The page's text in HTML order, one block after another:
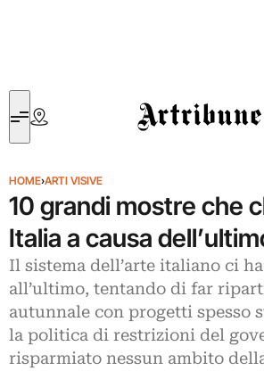
Artribune
HOME›ARTI VISIVE
10 grandi mostre che
Italia a causa
Il sistema dell’arte italiano ci
all’ultimo, tentando di far
autunnale con progetti spesso
la politica di restrizioni del
risparmiato nessun ambito